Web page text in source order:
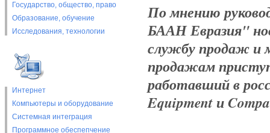
Государство, общество, право
Образование, обучение
Исследования, технологии
Интернет
Компьютеры и оборудование
Системная интеграция
Программное обеспепчение
По мнению
БААН Евразия"
службу продаж и
продажам
работавший в
Equipment и